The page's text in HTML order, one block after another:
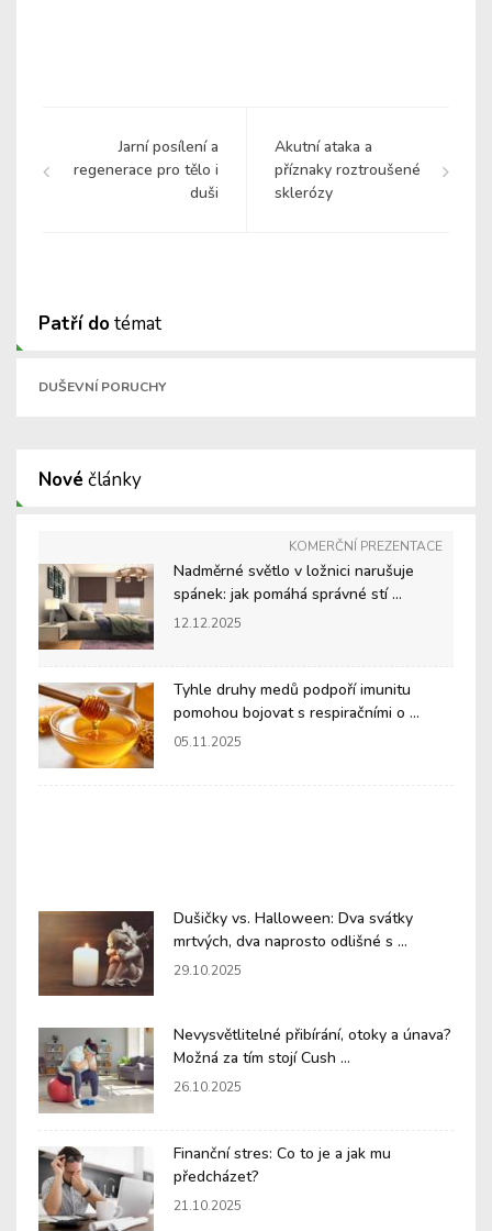
Jarní posílení a
regenerace pro tělo i
duši
Akutní ataka a
příznaky roztroušené
sklerózy
Patří dotémat
DUŠEVNÍ PORUCHY
Nové články
KOMERČNÍ PREZENTACE
Nadměrné světlo v ložnici narušuje
spánek: jak pomáhá správné stí ...
12.12.2025
Tyhle druhy medů podpoří imunitu
pomohou bojovat s respiračními o ...
05.11.2025
Dušičky vs. Halloween: Dva svátky
mrtvých, dva naprosto odlišné s ...
29.10.2025
Nevysvětlitelné přibírání, otoky a únava?
Možná za tím stojí Cush ...
26.10.2025
Finanční stres: Co to je a jak mu
předcházet?
21.10.2025